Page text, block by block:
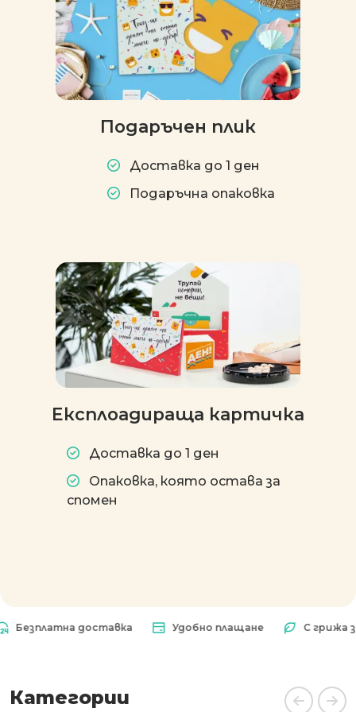
Подаръчен плик
Доставка до 1 ден
Подаръчна опаковка
Експлоадираща картичка
Доставка до 1 ден
Опаковка, която остава за
спомен
доставка Удобно плащане С грижа за
Категории